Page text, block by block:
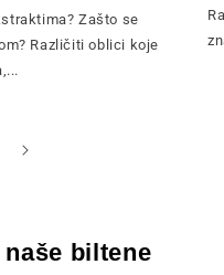
Zašto se
Različiti oblici koje
biltene